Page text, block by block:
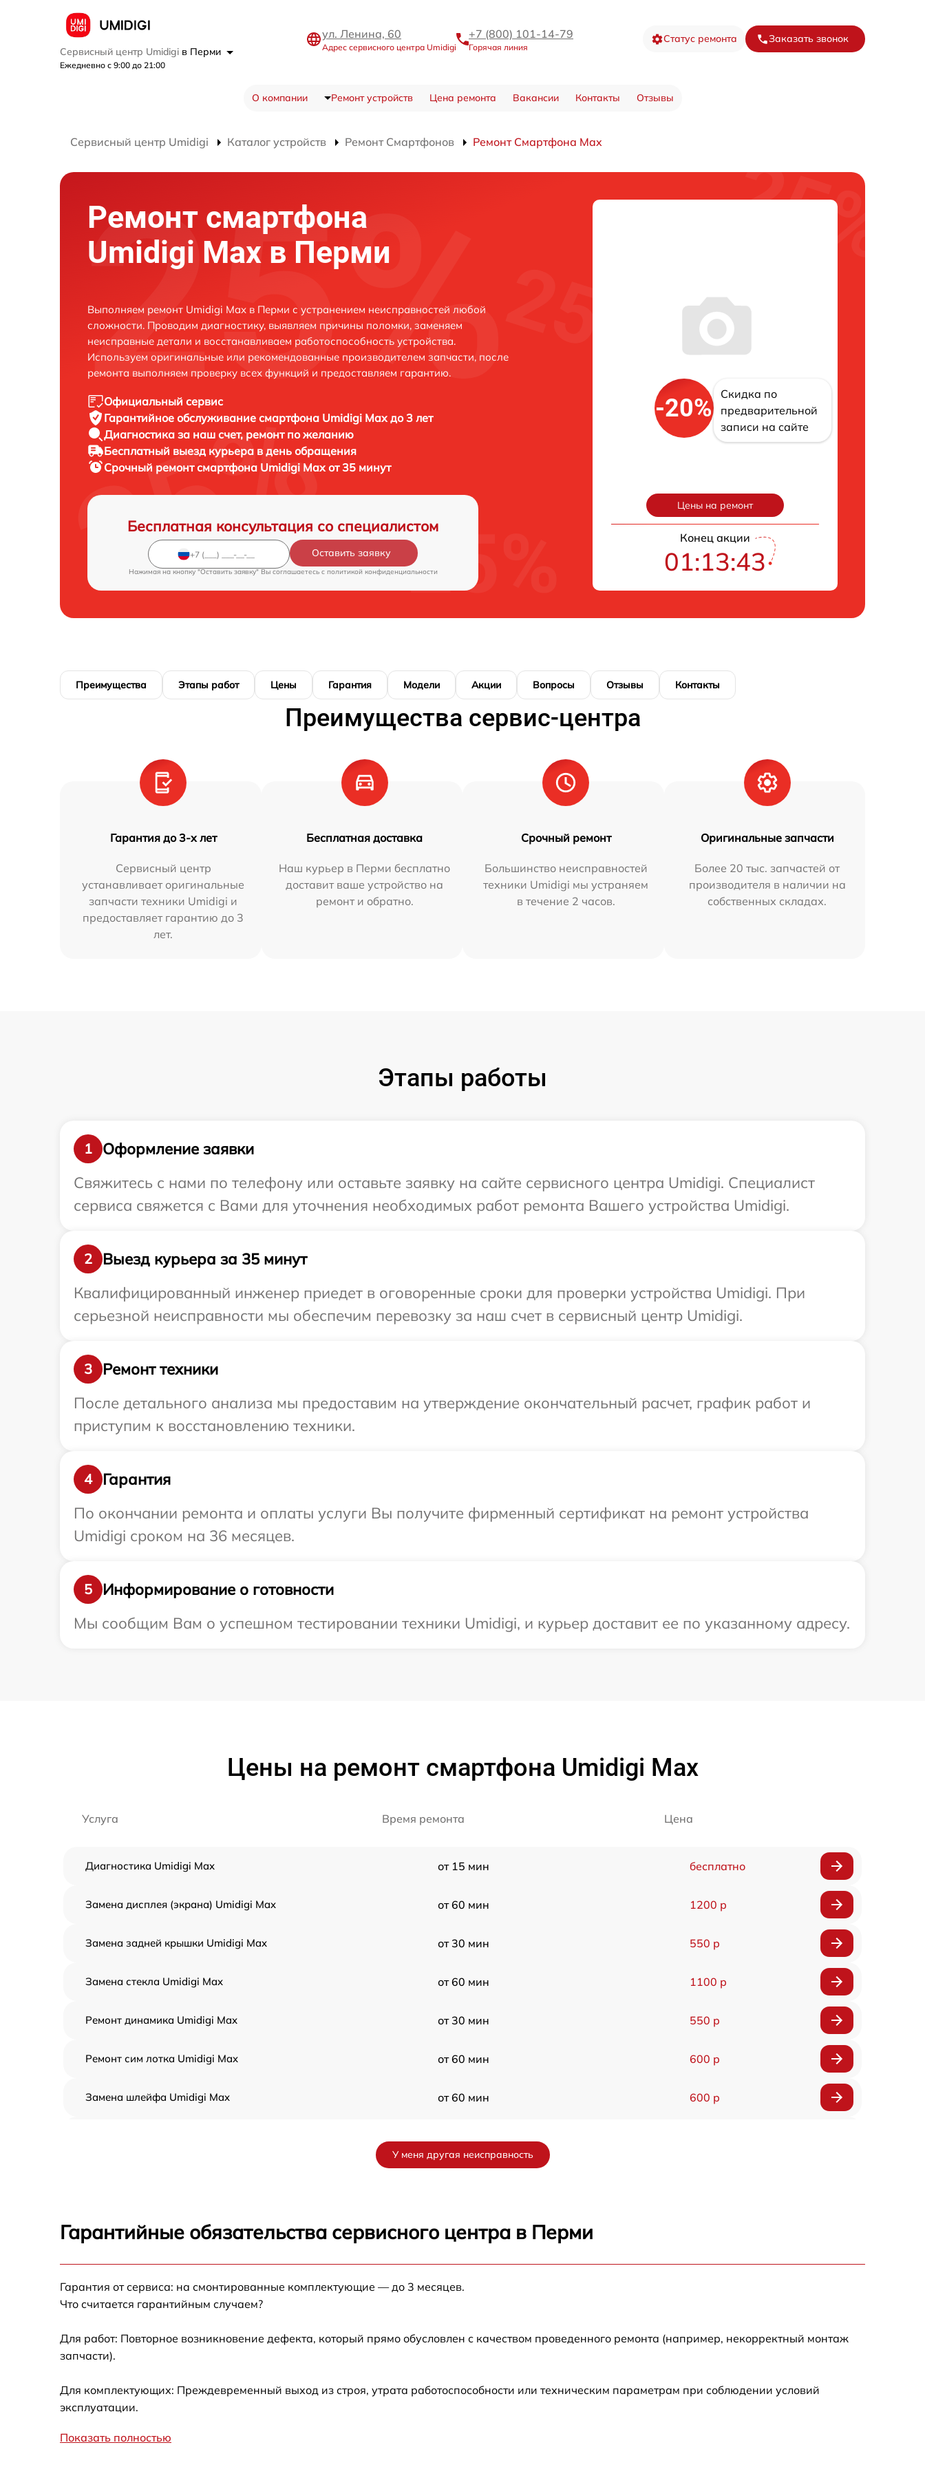
Сервисный центр Umidigi в Перми
Ежедневно с 9:00 до 21:00
ул. Ленина, 60
Адрес сервисного центра Umidigi
+7 (800) 101-14-79
Горячая линия
Статус ремонта Заказать звонок
О компании Ремонт устройств Цена ремонта Вакансии Контакты Отзывы
Сервисный центр Umidigi Каталог устройств Ремонт Смартфонов Ремонт Смартфона Max
Ремонт смартфона
Umidigi Max в Перми
Выполняем ремонт Umidigi Max в Перми с устранением неисправностей любой
сложности. Проводим диагностику, выявляем причины поломки, заменяем
неисправные детали и восстанавливаем работоспособность устройства.
Используем оригинальные или рекомендованные производителем запчасти, после
ремонта выполняем проверку всех функций и предоставляем гарантию.
Официальный сервис
Гарантийное обслуживание смартфона Umidigi Max до 3 лет
Диагностика за наш счет, ремонт по желанию
Бесплатный выезд курьера в день обращения
Срочный ремонтсмартфона Umidigi Max от 35 минут
Бесплатная консультация со специалистом
Оставить заявку
Нажимая на кнопку "Оставить заявку" Вы соглашаетесь c политикой конфиденциальности
-20%
Скидка по
предварительной
записи на сайте
Цены на ремонт
Конец акции
01:13:42
Преимущества Этапы работ Цены Гарантия Модели Акции Вопросы Отзывы Контакты
Преимущества сервис-центра
Гарантия до 3-х лет
Сервисный центр
устанавливает оригинальные
запчасти техники Umidigi и
предоставляет гарантию до 3
лет.
Бесплатная доставка
Наш курьер в Перми бесплатно
доставит ваше устройство на
ремонт и обратно.
Срочный ремонт
Большинство неисправностей
техники Umidigi мы устраняем
в течение 2 часов.
Оригинальные запчасти
Более 20 тыс. запчастей от
производителя в наличии на
собственных складах.
Этапы работы
1
Оформление заявки
Свяжитесь с нами по телефону или оставьте заявку на сайте сервисного центра Umidigi. Специалист
сервиса свяжется с Вами для уточнения необходимых работ ремонта Вашего устройства Umidigi.
2
Выезд курьера за 35 минут
Квалифицированный инженер приедет в оговоренные сроки для проверки устройства Umidigi. При
серьезной неисправности мы обеспечим перевозку за наш счет в сервисный центр Umidigi.
3
Ремонт техники
После детального анализа мы предоставим на утверждение окончательный расчет, график работ и
приступим к восстановлению техники.
4
Гарантия
По окончании ремонта и оплаты услуги Вы получите фирменный сертификат на ремонт устройства
Umidigi сроком на 36 месяцев.
5
Информирование о готовности
Мы сообщим Вам о успешном тестировании техники Umidigi, и курьер доставит ее по указанному адресу.
Цены на ремонт смартфона Umidigi Max
Услуга Время ремонта Цена
Диагностика Umidigi Max от 15 мин бесплатно
Замена дисплея (экрана) Umidigi Max от 60 мин 1200 р
Замена задней крышки Umidigi Max от 30 мин 550 р
Замена стекла Umidigi Max от 60 мин 1100 р
Ремонт динамика Umidigi Max от 30 мин 550 р
Ремонт сим лотка Umidigi Max от 60 мин 600 р
Замена шлейфа Umidigi Max от 60 мин 600 р
Замена USB порта Umidigi Max от 60 мин
Ремонт камеры Umidigi Max
Комплексная чистка Umidigi Max
У меня другая неисправность
Гарантийные обязательства сервисного центра в Перми
Гарантия от сервиса: на смонтированные комплектующие — до 3 месяцев.
Что считается гарантийным случаем?
Для работ: Повторное возникновение дефекта, который прямо обусловлен с качеством проведенного ремонта (например, некорректный монтаж
запчасти).
Для комплектующих: Преждевременный выход из строя, утрата работоспособности или техническим параметрам при соблюдении условий
эксплуатации.
Показать полностью